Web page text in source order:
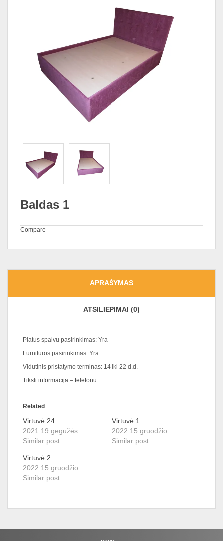
Baldas 1
Compare
APRAŠYMAS
ATSILIEPIMAI (0)
Platus spalvų pasirinkimas: Yra
Furnitūros pasirinkimas: Yra
Vidutinis pristatymo terminas: 14 iki 22 d.d.
Tiksli informacija – telefonu.
Related
Virtuvė 24
2021 19 gegužės
Similar post
Virtuvė 1
2022 15 gruodžio
Similar post
Virtuvė 2
2022 15 gruodžio
Similar post